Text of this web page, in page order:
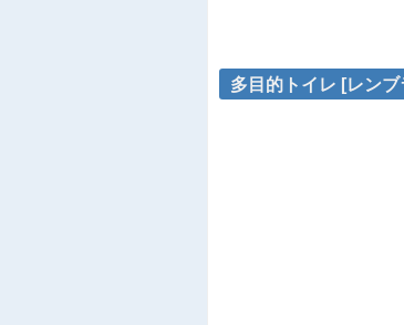
多目的トイレ [レン